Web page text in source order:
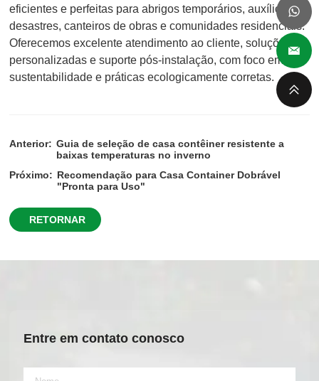
eficientes e perfeitas para abrigos temporários, auxílio em
desastres, canteiros de obras e comunidades residenciais.
Oferecemos excelente atendimento ao cliente, soluções
personalizadas e suporte pós-instalação, com foco em
sustentabilidade e práticas ecologicamente corretas.
Anterior: Guia de seleção de casa contêiner resistente a
baixas temperaturas no inverno
Próximo: Recomendação para Casa Container Dobrável
"Pronta para Uso"
RETORNAR
Entre em contato conosco